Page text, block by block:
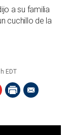
a su familia
cuchillo de la
EDT